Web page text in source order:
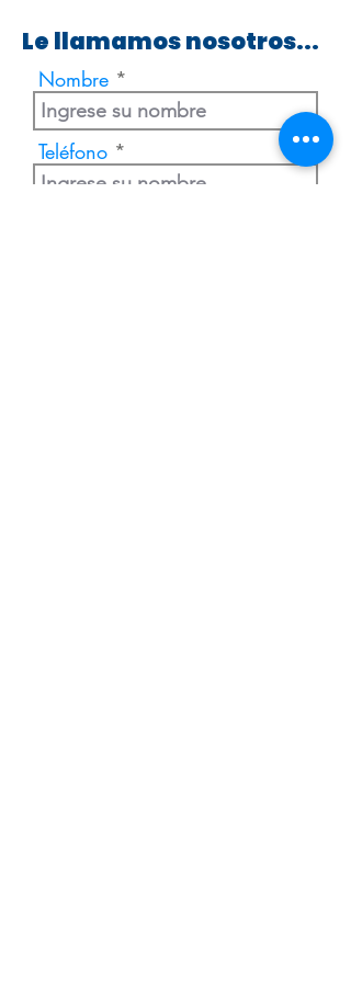
Le llamamos nosotros...
Nombre
Teléfono